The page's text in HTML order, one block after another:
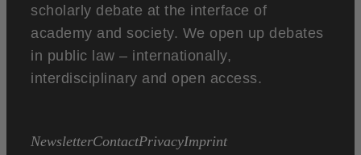
scholarly debate at the interface of
academy and society. We open up debates
in public law – internationally,
interdisciplinary and open access.
NewsletterContactPrivacyImprint